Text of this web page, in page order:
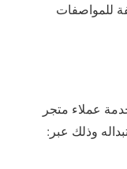
للمواصفات
عملاء متجر
وذلك عبر: